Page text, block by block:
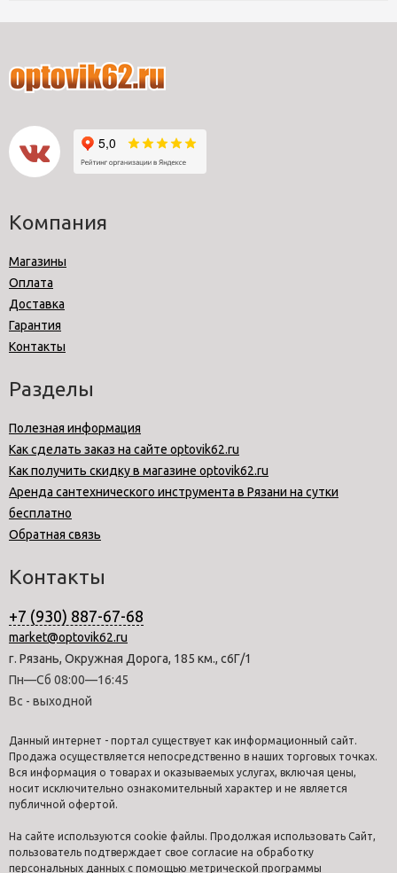
Компания
Магазины
Оплата
Доставка
Гарантия
Контакты
Разделы
Полезная информация
Как сделать заказ на сайте optovik62.ru
Как получить скидку в магазине optovik62.ru
Аренда сантехнического инструмента в Рязани на сутки
бесплатно
Обратная связь
Контакты
+7 (930) 887-67-68
market@optovik62.ru
г. Рязань, Окружная Дорога, 185 км., с6Г/1
Пн—Сб 08:00—16:45
Вс - выходной
Данный интернет - портал существует как информационный сайт.
Продажа осуществляется непосредственно в наших торговых точках.
Вся информация о товарах и оказываемых услугах, включая цены,
носит исключительно ознакомительный характер и не является
публичной офертой.
На сайте используются cookie файлы. Продолжая использовать Сайт,
пользователь подтверждает свое согласие на обработку
персональных данных с помощью метрической программы